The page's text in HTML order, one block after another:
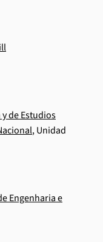
de Estudios
, Unidad
Engenharia e